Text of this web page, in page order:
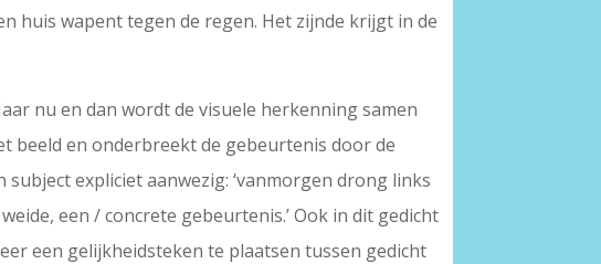
huis wapent tegen de regen. Het zijnde krijgt in de
nu en dan wordt de visuele herkenning samen
beeld en onderbreekt de gebeurtenis door de
subject expliciet aanwezig: ‘vanmorgen drong links
een / concrete gebeurtenis.’ Ook in dit gedicht
een gelijkheidsteken te plaatsen tussen gedicht